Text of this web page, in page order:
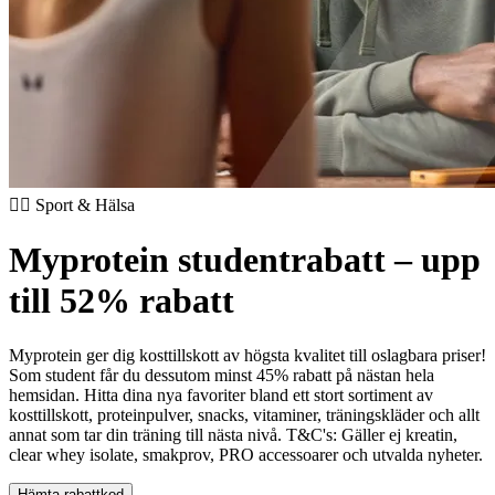
🏃‍♂️ Sport & Hälsa
Myprotein studentrabatt – upp
till 52% rabatt
Myprotein ger dig kosttillskott av högsta kvalitet till oslagbara priser!
Som student får du dessutom minst 45% rabatt på nästan hela
hemsidan. Hitta dina nya favoriter bland ett stort sortiment av
kosttillskott, proteinpulver, snacks, vitaminer, träningskläder och allt
annat som tar din träning till nästa nivå. T&C's: Gäller ej kreatin,
clear whey isolate, smakprov, PRO accessoarer och utvalda nyheter.